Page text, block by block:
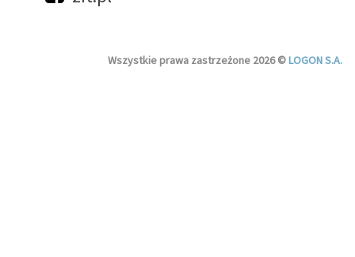
Wszystkie prawa zastrzeżone 2026 ©LOGON S.A.